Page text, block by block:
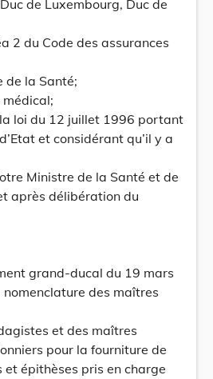
de Luxembourg, Duc de
2 du Code des assurances
de la Santé;
médical;
loi du 12 juillet 1996 portant
et considérant qu’il y a
Ministre de la Santé et de
après délibération du
grand-ducal du 19 mars
des maîtres
et des maîtres
pour la fourniture de
et épithèses pris en charge